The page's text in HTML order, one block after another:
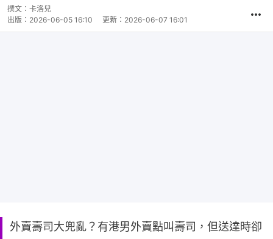
撰文： 卡洛兒
出版： 2026-06-05 16:10 更新： 2026-06-07 16:01
外賣壽司大兜亂？有港男外賣點叫壽司，但送達時卻